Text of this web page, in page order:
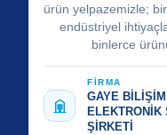
ürün yelpazemizle;
endüstriyel
binlerce
FİRMA
GAYE
ELEKTRONİK
ŞİRKETİ